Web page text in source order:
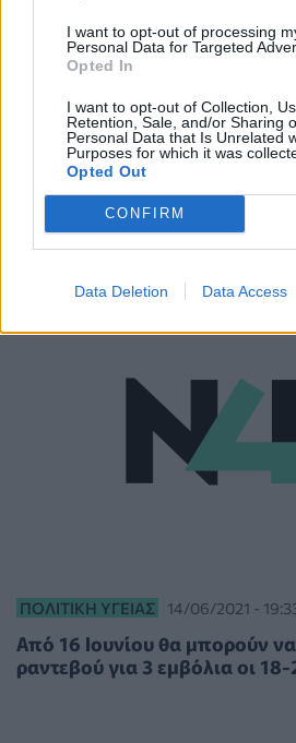
I want to opt-out of processing
Personal Data for Targeted
Opted In
I want to opt-out of Collection,
Retention, Sale, and/or Sharing
Personal Data that Is Unrelated
Purposes for which it was
Opted Out
CONFIRM
Data Deletion Data Access
ΠΟΛΙΤΙΚΉ ΥΓΕΊΑΣ 26/07/2021 -
Σχεδόν το 30% των άνω των
απροστάτευτοι στον κορονοϊό
ΠΟΛΙΤΙΚΉ ΥΓΕΊΑΣ 14/06/2021 -
Από 16 Ιουνίου θα μπορούν
ραντεβού για 3 εμβόλια οι